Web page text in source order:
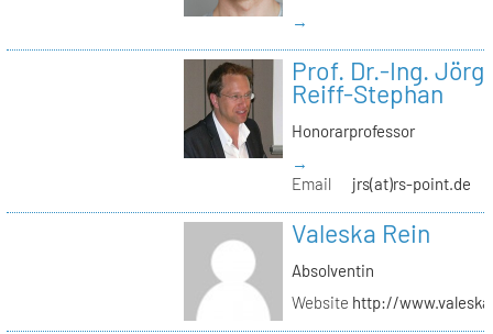
→
Prof. Dr.-Ing. Jörg
Reiff-Stephan
Honorarprofessor
→
Email
jrs(at)rs-point.de
Valeska Rein
Absolventin
Website http://